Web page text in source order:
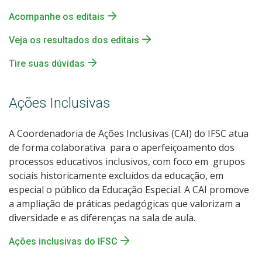
Acompanhe os editais
Veja os resultados dos editais
Tire suas dúvidas
Ações Inclusivas
A Coordenadoria de Ações Inclusivas (CAI) do IFSC atua
de forma colaborativa para o aperfeiçoamento dos
processos educativos inclusivos, com foco em grupos
sociais historicamente excluídos da educação, em
especial o público da Educação Especial. A CAI promove
a ampliação de práticas pedagógicas que valorizam a
diversidade e as diferenças na sala de aula.
Ações inclusivas do IFSC